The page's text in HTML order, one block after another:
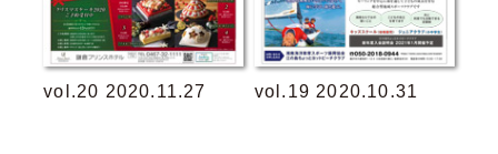
vol.20 2020.11.27 vol.19 2020.10.31